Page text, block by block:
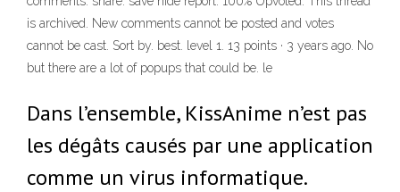
is archived. New comments cannot be posted and votes
cannot be cast. Sort by. best. level 1. 13 points · 3 years ago. No
but there are a lot of popups that could be. le
Dans l’ensemble, KissAnime n’est pas
les dégâts causés par une application
comme un virus informatique.